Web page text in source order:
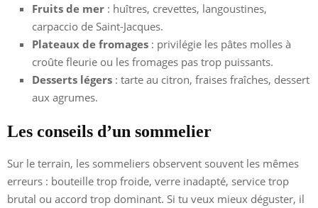
Fruits de mer : huîtres, crevettes, langoustines,
carpaccio de Saint-Jacques.
Plateaux de fromages : privilégie les pâtes molles à
croûte fleurie ou les fromages pas trop puissants.
Desserts légers : tarte au citron, fraises fraîches, dessert
aux agrumes.
Les conseils d’un sommelier
Sur le terrain, les sommeliers observent souvent les mêmes
erreurs : bouteille trop froide, verre inadapté, service trop
brutal ou accord trop dominant. Si tu veux mieux déguster, il